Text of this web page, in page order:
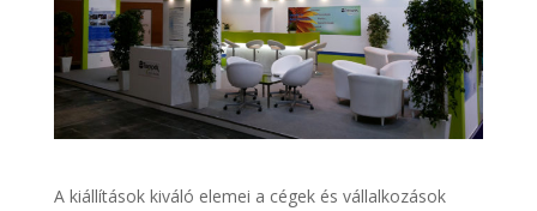
A kiállítások kiváló elemei a cégek és vállalkozások